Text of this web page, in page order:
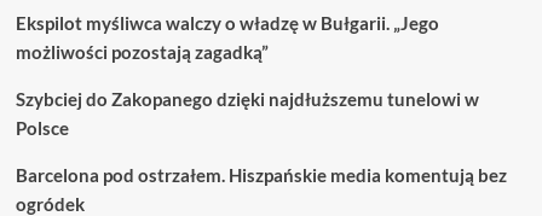
Ekspilot myśliwca walczy o władzę w Bułgarii. „Jego
możliwości pozostają zagadką”
Szybciej do Zakopanego dzięki najdłuższemu tunelowi w
Polsce
Barcelona pod ostrzałem. Hiszpańskie media komentują bez
ogródek